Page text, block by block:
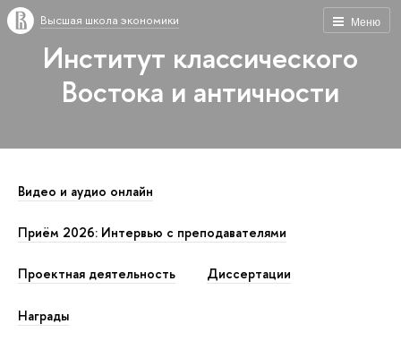
Меню
Высшая школа экономики
Институт классического
Востока и античности
Видео и аудио онлайн
Приём 2026: Интервью с преподавателями
Проектная деятельность Диссертации
Награды